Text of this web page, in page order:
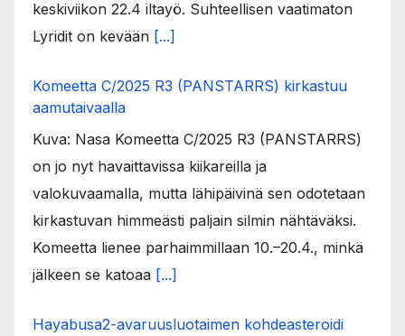
keskiviikon 22.4 iltayö. Suhteellisen vaatimaton
Lyridit on kevään [...]
Komeetta C/2025 R3 (PANSTARRS) kirkastuu
aamutaivaalla
Kuva: Nasa Komeetta C/2025 R3 (PANSTARRS)
on jo nyt havaittavissa kiikareilla ja
valokuvaamalla, mutta lähipäivinä sen odotetaan
kirkastuvan himmeästi paljain silmin nähtäväksi.
Komeetta lienee parhaimmillaan 10.–20.4., minkä
jälkeen se katoaa [...]
Hayabusa2-avaruusluotaimen kohdeasteroidi